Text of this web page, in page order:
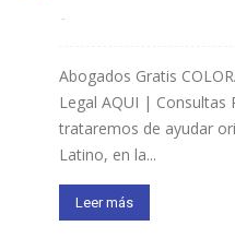
-
Abogados Gratis
Legal AQUI |
trataremos de ayudar
Latino, en la...
Leer más